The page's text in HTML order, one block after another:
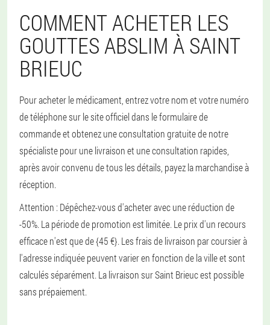
COMMENT ACHETER LES
GOUTTES ABSLIM À SAINT
BRIEUC
Pour acheter le médicament, entrez votre nom et votre numéro
de téléphone sur le site officiel dans le formulaire de
commande et obtenez une consultation gratuite de notre
spécialiste pour une livraison et une consultation rapides,
après avoir convenu de tous les détails, payez la marchandise à
réception.
Attention : Dépêchez-vous d'acheter avec une réduction de
-50%. La période de promotion est limitée. Le prix d'un recours
efficace n'est que de {45 €}. Les frais de livraison par coursier à
l'adresse indiquée peuvent varier en fonction de la ville et sont
calculés séparément. La livraison sur Saint Brieuc est possible
sans prépaiement.